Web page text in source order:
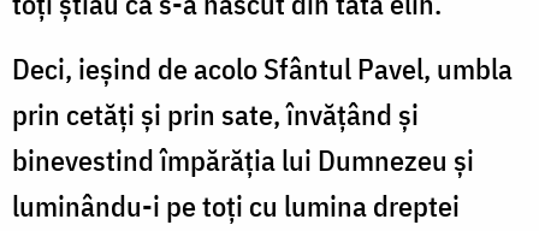
Deci, ieșind de acolo Sfântul Pavel, umbla
prin cetăți și prin sate, învățând și
binevestind împărăția lui Dumnezeu și
luminându-i pe toți cu lumina dreptei